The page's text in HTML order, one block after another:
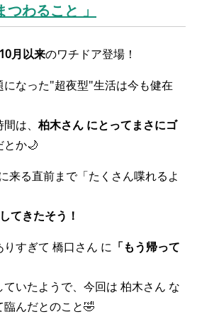
わること 」
月以来のワチドア登場！
なった"超夜型"生活は今も健在
間は、柏木さん にとってまさにゴ
とか🌙
来る直前まで「たくさん喋れるよ
てきたそう！
すぎて 橋口さん に 「もう帰って
いたようで、今回は 柏木さん な
臨んだとのこと🤣